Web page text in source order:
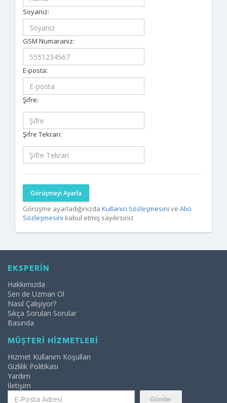
Soyanız:
GSM Numaranız:
E-posta:
Şifre:
Şifre Tekrarı:
Görüşmeyi Ayarla
Görüşme ayarladığınızda Kullanıcı Sözleşmesini ve Alıcı
Sözleşmesini kabul etmiş sayılırsınız
EKSPERİN
Hakkımızda
Sen de Uzman Ol
Nasıl Çalışıyor?
Sıkça Sorulan Sorular
Basında
MÜŞTERİ HİZMETLERİ
Hizmet Kullanım Koşulları
Gizlilik Politikası
Yardım
İletişim
Gönder